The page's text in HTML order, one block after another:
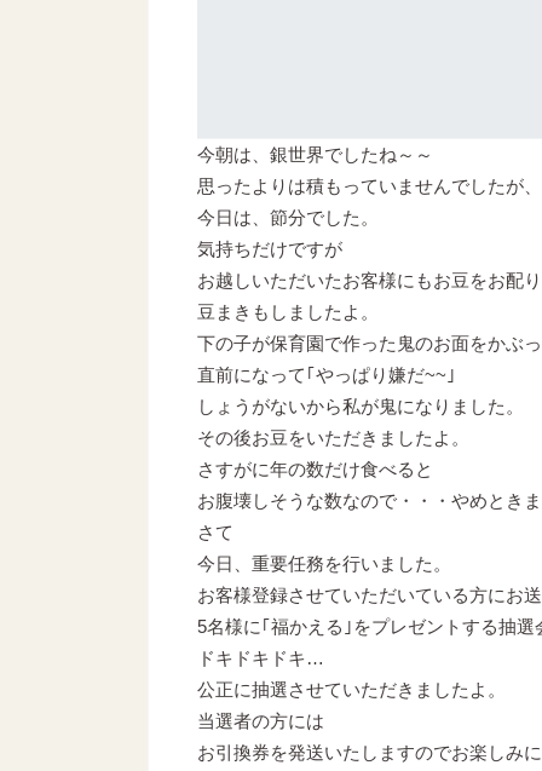
今朝は、銀世界でしたね～～
思ったよりは積もっていませんでしたが
今日は、節分でした。
気持ちだけですが
お越しいただいたお客様にもお豆をお配
豆まきもしましたよ。
下の子が保育園で作った鬼のお面をかぶ
直前になって｢やっぱり嫌だ~~｣
しょうがないから私が鬼になりました。
その後お豆をいただきましたよ。
さすがに年の数だけ食べると
お腹壊しそうな数なので・・・やめとき
さて
今日、重要任務を行いました。
お客様登録させていただいている方にお
5名様に｢福かえる｣をプレゼントする抽
ドキドキドキ…
公正に抽選させていただきましたよ。
当選者の方には
お引換券を発送いたしますのでお楽しみ